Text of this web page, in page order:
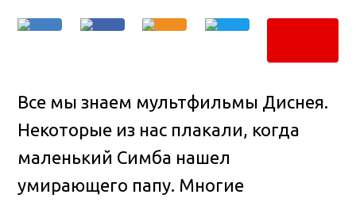
Все мы знаем мультфильмы Диснея.
Некоторые из нас плакали, когда
маленький Симба нашел
умирающего папу. Многие